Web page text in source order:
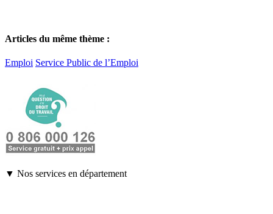
Articles du même thème :
Emploi Service Public de l’Emploi
▼ Nos services en département